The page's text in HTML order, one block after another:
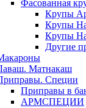
Фасованная
Крупы
Крупы
Крупы
Другие
Матнакаш
Специи
Приправы в
АРМСПЕЦИИ